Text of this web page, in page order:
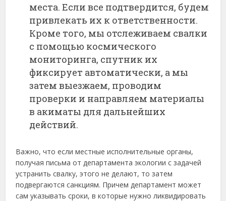
места. Если все подтвердится, будем
привлекать их к ответственности.
Кроме того, мы отслеживаем свалки
с помощью космического
мониторинга, спутник их
фиксирует автоматически, а мы
затем выезжаем, проводим
проверки и направляем материалы
в акиматы для дальнейших
действий.
Важно, что если местные исполнительные органы,
получая письма от департамента экологии с задачей
устранить свалку, этого не делают, то затем
подвергаются санкциям. Причем департамент может
сам указывать сроки, в которые нужно ликвидировать